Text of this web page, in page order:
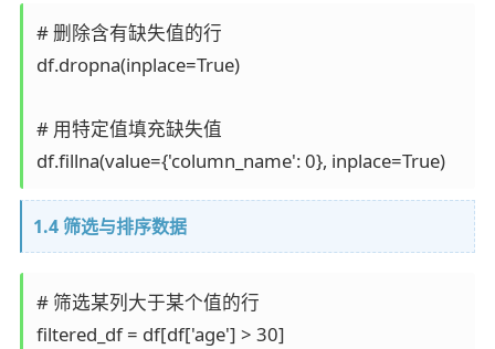
# 删除含有缺失值的行
df.dropna(inplace=True)
# 用特定值填充缺失值
df.fillna(value={'column_name': 0}, inplace=True)
1.4 筛选与排序数据
# 筛选某列大于某个值的行
filtered_df = df[df['age'] > 30]